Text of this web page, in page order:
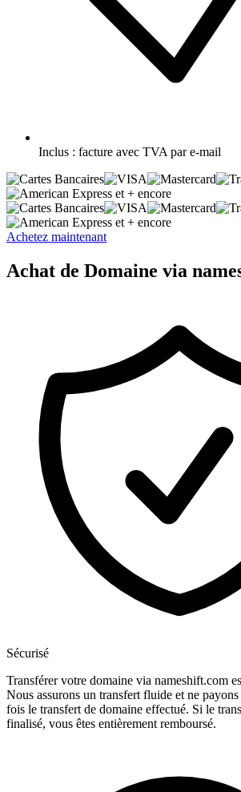
Inclus : facture avec TVA par e-mail
et + encore
et + encore
Achetez maintenant
Achat de Domaine via
Sécurisé
Transférer votre domaine via nameshift.com
Nous assurons un transfert fluide et ne
fois le transfert de domaine effectué. Si le
finalisé, vous êtes entièrement remboursé.